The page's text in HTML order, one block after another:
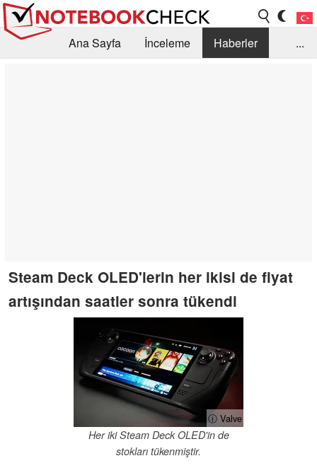
Ana Sayfa İnceleme
Haberler
...
Steam Deck OLED'lerin her ikisi de fiyat
artışından saatler sonra tükendi
ⓘ Valve
Her iki Steam Deck OLED'in de
stokları tükenmiştir.